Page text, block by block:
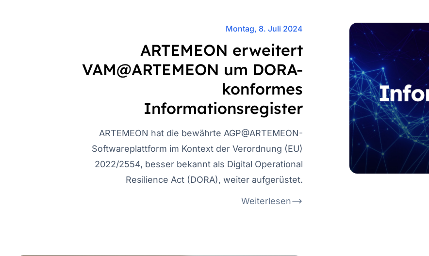
Montag, 8. Juli 2024
ARTEMEON erweitert
VAM@ARTEMEON um DORA-
konformes
Informationsregister
ARTEMEON hat die bewährte AGP@ARTEMEON-
Softwareplattform im Kontext der Verordnung (EU)
2022/2554, besser bekannt als Digital Operational
Resilience Act (DORA), weiter aufgerüstet.
Weiterlesen